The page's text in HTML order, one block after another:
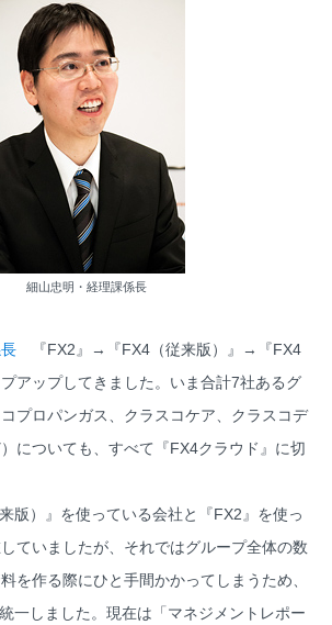
細山忠明・経理課係長
『FX2』→『FX4（従来版）』→『FX4
アップしてきました。いま合計7社あるグ
プロパンガス、クラスコケア、クラスコデ
についても、すべて『FX4クラウド』に切
版）』を使っている会社と『FX2』を使っ
ていましたが、それではグループ全体の数
を作る際にひと手間かかってしまうため、
一しました。現在は「マネジメントレポー